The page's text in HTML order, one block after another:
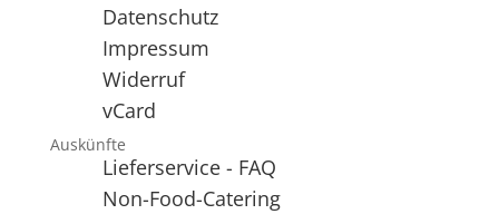
Datenschutz
Impressum
Widerruf
vCard
Auskünfte
Lieferservice - FAQ
Non-Food-Catering